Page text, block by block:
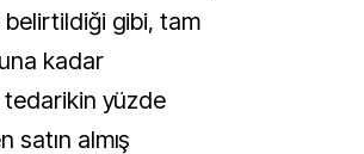
gibi, tam
kadar
tedarikin yüzde
satın almış